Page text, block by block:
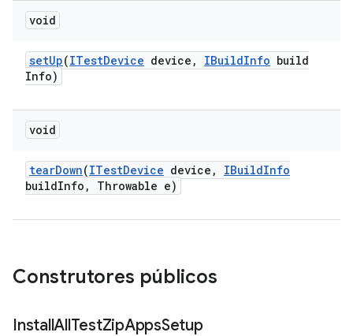
void
setUp(ITestDevice device , IBuildInfo build
Info)
void
tearDown(ITestDevice device , IBuildInfo
buildInfo , Throwable e)
Construtores públicos
InstallAllTestZipAppsSetup